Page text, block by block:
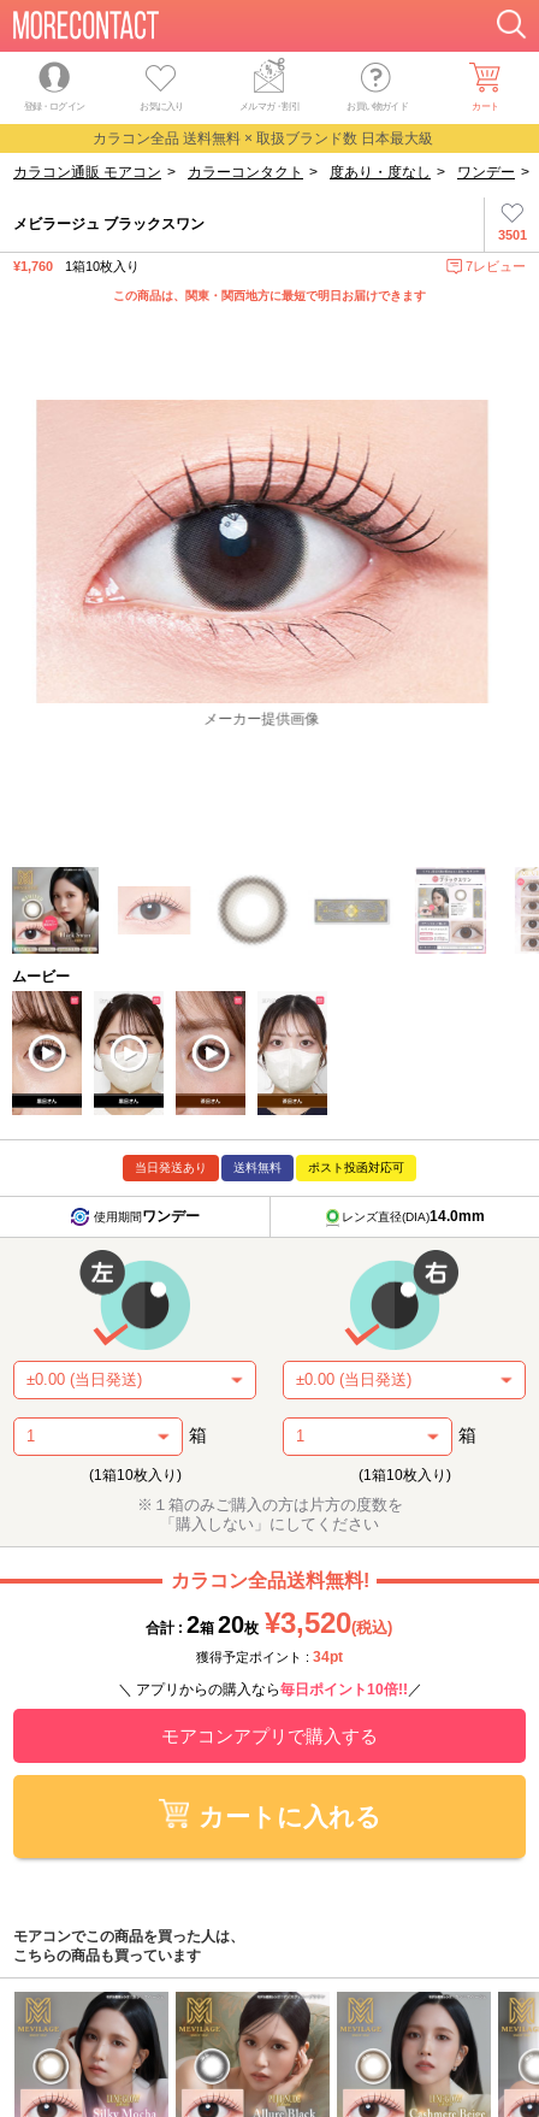
登録・ログイン お気に入り メルマガ・割引 お買い物ガイド カート
カラコン全品 送料無料 × 取扱ブランド数 日本最大級
カラコン通販 モアコン > カラーコンタクト > 度あり・度なし > ワンデー >
3501
メビラージュ ブラックスワン
¥1,760 1箱10枚入り 7レビュー
この商品は、関東・関西地方に最短で明日お届けできます
ムービー
当日発送あり 送料無料 ポスト投函対応可
使用期間ワンデー レンズ直径(DIA)14.0mm
箱
(1箱10枚入り)
箱
(1箱10枚入り)
※１箱のみご購入の方は片方の度数を
「購入しない」にしてください
カラコン全品送料無料!
合計 : 2箱 20枚 ¥3,520(税込)
獲得予定ポイント : 34pt
＼ アプリからの購入なら毎日ポイント10倍!! ／
モアコンアプリで購入する
カートに入れる
モアコンでこの商品を買った人は、
こちらの商品も買っています